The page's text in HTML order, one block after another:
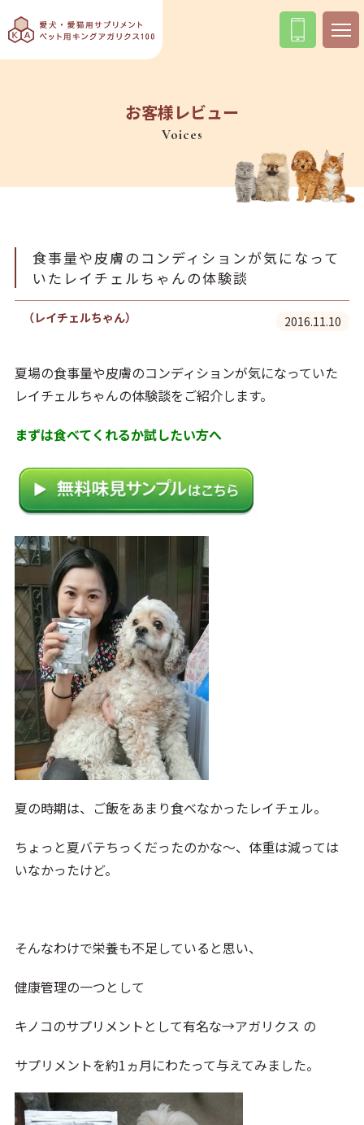
お客様レビュー
Voices
食事量や皮膚のコンディションが気になって
いたレイチェルちゃんの体験談
（レイチェルちゃん） 2016.11.10
夏場の食事量や皮膚のコンディションが気になっていた
レイチェルちゃんの体験談をご紹介します。
まずは食べてくれるか試したい方へ
夏の時期は、ご飯をあまり食べなかったレイチェル。
ちょっと夏バテちっくだったのかな～、体重は減っては
いなかったけど。
そんなわけで栄養も不足していると思い、
健康管理の一つとして
キノコのサプリメントとして有名な→アガリクス の
サプリメントを約1ヵ月にわたって与えてみました。